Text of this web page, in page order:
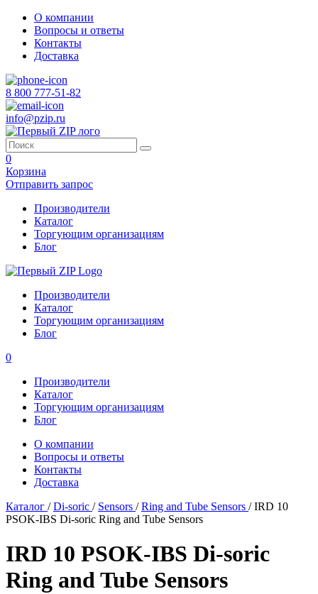
О компании
Вопросы и ответы
Контакты
Доставка
8 800 777-51-82
info@pzip.ru
0
Корзина
Отправить запрос
Производители
Каталог
Торгующим организациям
Блог
Производители
Каталог
Торгующим организациям
Блог
0
Производители
Каталог
Торгующим организациям
Блог
О компании
Вопросы и ответы
Контакты
Доставка
Каталог /Di-soric / Sensors /Ring and Tube Sensors /IRD 10
PSOK-IBS Di-soric Ring and Tube Sensors
IRD 10 PSOK-IBS Di-soric
Ring and Tube Sensors